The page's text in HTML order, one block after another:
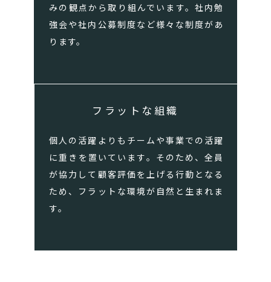
みの観点から取り組んでいます。社内勉
強会や社内公募制度など様々な制度があ
ります。
フラットな組織
個人の活躍よりもチームや事業での活躍
に重きを置いています。そのため、全員
が協力して顧客評価を上げる行動となる
ため、フラットな環境が自然と生まれま
す。